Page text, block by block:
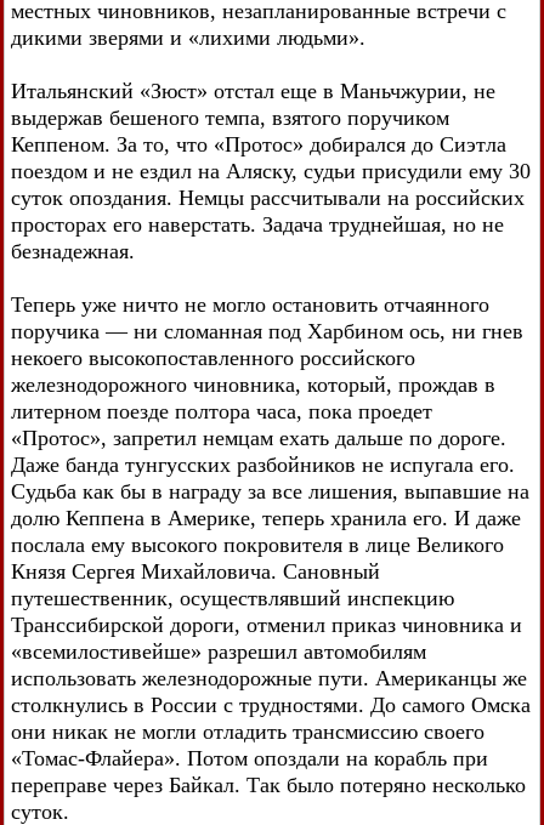
местных чиновников, незапланированные встречи с
дикими зверями и «лихими людьми».
Итальянский «Зюст» отстал еще в Маньчжурии, не
выдержав бешеного темпа, взятого поручиком
Кеппеном. За то, что «Протос» добирался до Сиэтла
поездом и не ездил на Аляску, судьи присудили ему 30
суток опоздания. Немцы рассчитывали на российских
просторах его наверстать. Задача труднейшая, но не
безнадежная.
Теперь уже ничто не могло остановить отчаянного
поручика — ни сломанная под Харбином ось, ни гнев
некоего высокопоставленного российского
железнодорожного чиновника, который, прождав в
литерном поезде полтора часа, пока проедет
«Протос», запретил немцам ехать дальше по дороге.
Даже банда тунгусских разбойников не испугала его.
Судьба как бы в награду за все лишения, выпавшие на
долю Кеппена в Америке, теперь хранила его. И даже
послала ему высокого покровителя в лице Великого
Князя Сергея Михайловича. Сановный
путешественник, осуществлявший инспекцию
Транссибирской дороги, отменил приказ чиновника и
«всемилостивейше» разрешил автомобилям
использовать железнодорожные пути. Американцы же
столкнулись в России с трудностями. До самого Омска
они никак не могли отладить трансмиссию своего
«Томас-Флайера». Потом опоздали на корабль при
переправе через Байкал. Так было потеряно несколько
суток.